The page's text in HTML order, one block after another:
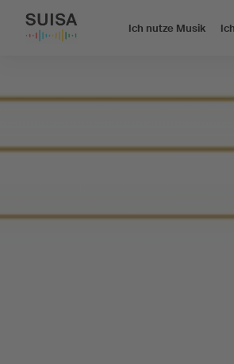
Ich nutze Musik